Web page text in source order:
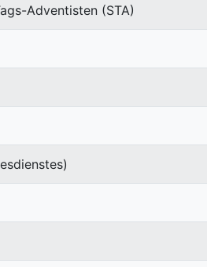
Adventisten (STA)